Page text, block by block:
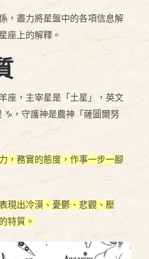
，盡力將星盤中的各項信息解
座上的解釋。
座，主宰星是「土星」，英文
♑，守護神是農神「薩圖爾努
，務實的態度，作事一步一腳
現出冷漠、憂鬱、悲觀、壓
特質。